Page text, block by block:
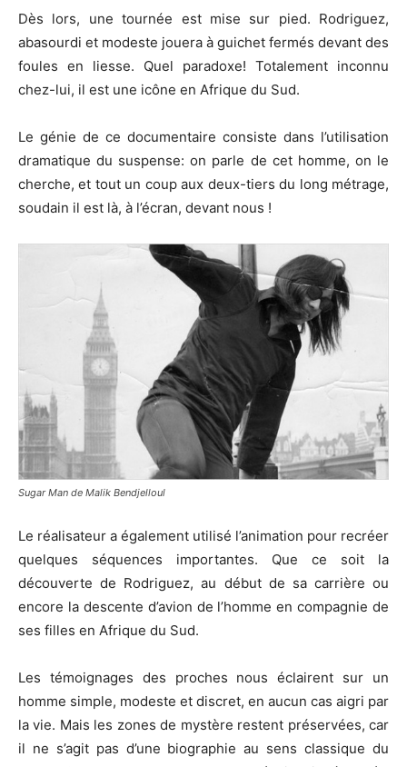
Dès lors, une tournée est mise sur pied. Rodriguez,
abasourdi et modeste jouera à guichet fermés devant des
foules en liesse. Quel paradoxe! Totalement inconnu
chez-lui, il est une icône en Afrique du Sud.
Le génie de ce documentaire consiste dans l’utilisation
dramatique du suspense: on parle de cet homme, on le
cherche, et tout un coup aux deux-tiers du long métrage,
soudain il est là, à l’écran, devant nous !
Sugar Man de Malik Bendjelloul
Le réalisateur a également utilisé l’animation pour recréer
quelques séquences importantes. Que ce soit la
découverte de Rodriguez, au début de sa carrière ou
encore la descente d’avion de l’homme en compagnie de
ses filles en Afrique du Sud.
Les témoignages des proches nous éclairent sur un
homme simple, modeste et discret, en aucun cas aigri par
la vie. Mais les zones de mystère restent préservées, car
il ne s’agit pas d’une biographie au sens classique du